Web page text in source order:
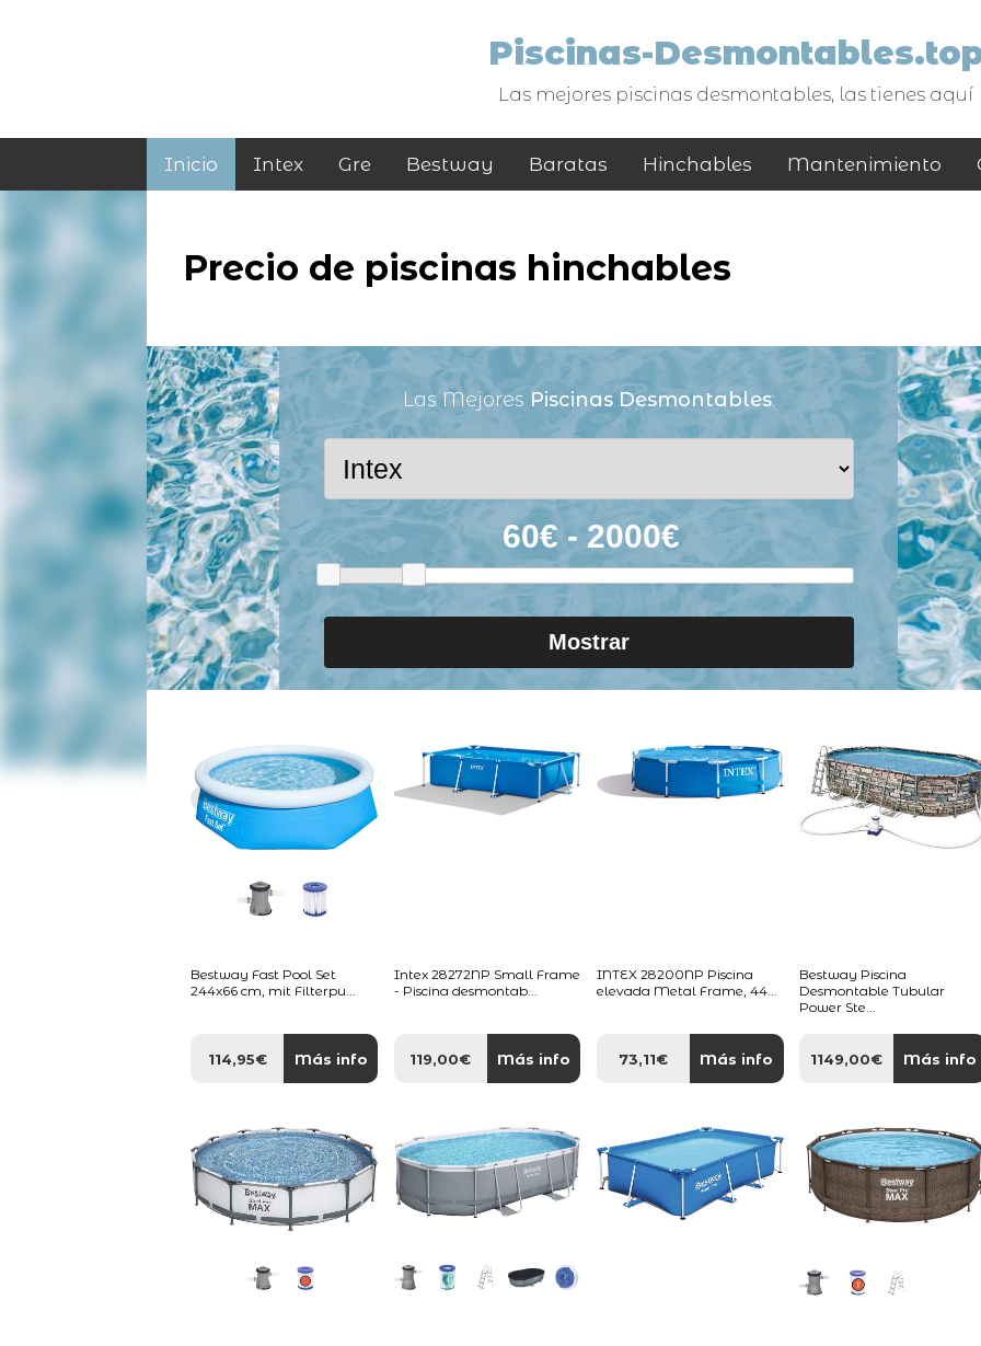
Piscinas-
Las mejores piscinas desmontables, las tienes aquí
Inicio Intex Gre Bestway Baratas Hinchables Mantenimiento
Precio de piscinas hinchables
Las Mejores Piscinas Desmontables:
Mostrar
Bestway Fast Pool Set
244x66 cm, mit Filterpu...
114,95€ Más info
Intex 28272NP Small Frame
- Piscina desmontab...
119,00€ Más info
INTEX 28200NP Piscina
elevada Metal Frame, 44...
73,11€ Más info
Bestway Piscina
Desmontable Tubular
Power Ste...
1149,00€ Más info